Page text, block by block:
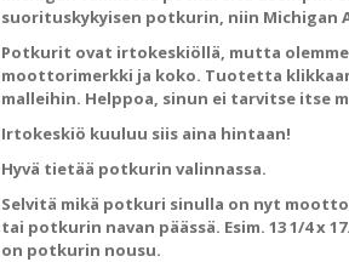
suorituskykyisen potkurin, niin Michigan
Potkurit ovat irtokeskiöllä, mutta
moottorimerkki ja koko. Tuotetta
malleihin. Helppoa, sinun ei tarvitse itse
Irtokeskiö kuuluu siis aina hintaan!
Hyvä tietää potkurin valinnassa.
Selvitä mikä potkuri sinulla on nyt
tai potkurin navan päässä. Esim. 13 1/4 x
on potkurin nousu.